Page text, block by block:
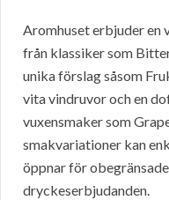
Aromhuset erbjuder en
från klassiker som
unika förslag såsom
vita vindruvor och en
vuxensmaker som
smakvariationer kan
öppnar för
dryckeserbjudanden.